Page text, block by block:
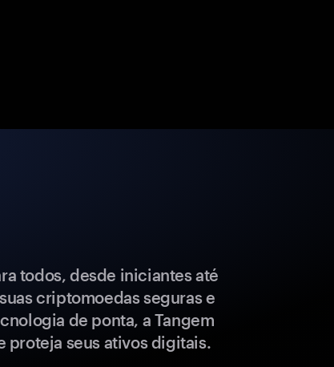
todos, desde iniciantes até
criptomoedas seguras e
de ponta, a Tangem
proteja seus ativos digitais.